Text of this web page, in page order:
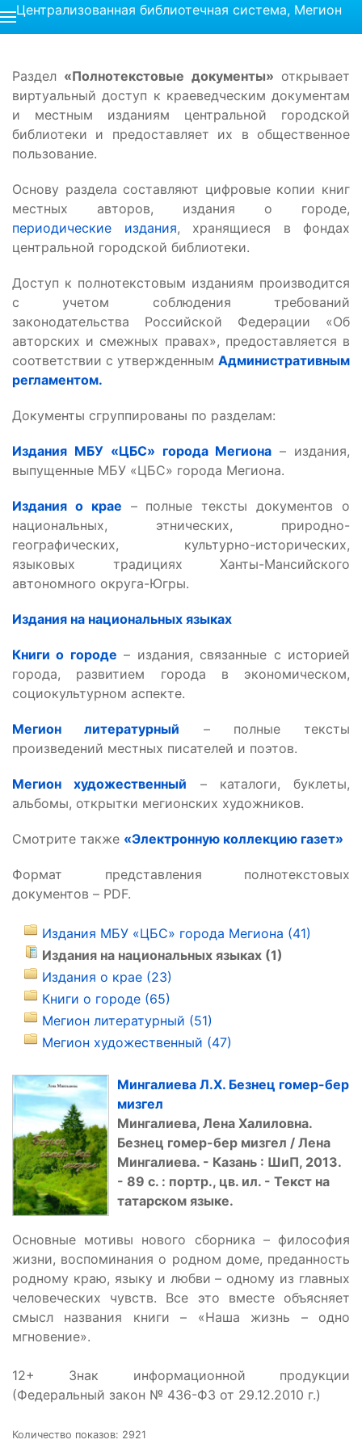
Централизованная библиотечная система, Мегион
Раздел «Полнотекстовые документы» открывает
виртуальный доступ к краеведческим документам
и местным изданиям центральной городской
библиотеки и предоставляет их в общественное
пользование.
Основу раздела составляют цифровые копии книг
местных авторов, издания о городе,
периодические издания, хранящиеся в фондах
центральной городской библиотеки.
Доступ к полнотекстовым изданиям производится
с учетом соблюдения требований
законодательства Российской Федерации «Об
авторских и смежных правах», предоставляется в
соответствии с утвержденным Административным
регламентом.
Документы сгруппированы по разделам:
Издания МБУ «ЦБС» города Мегиона – издания,
выпущенные МБУ «ЦБС» города Мегиона.
Издания о крае – полные тексты документов о
национальных, этнических, природно-
географических, культурно-исторических,
языковых традициях Ханты-Мансийского
автономного округа-Югры.
Издания на национальных языках
Книги о городе – издания, связанные с историей
города, развитием города в экономическом,
социокультурном аспекте.
Мегион литературный – полные тексты
произведений местных писателей и поэтов.
Мегион художественный – каталоги, буклеты,
альбомы, открытки мегионских художников.
Смотрите также «Электронную коллекцию газет»
Формат представления полнотекстовых
документов – PDF.
Издания МБУ «ЦБС» города Мегиона (41)
Издания на национальных языках (1)
Издания о крае (23)
Книги о городе (65)
Мегион литературный (51)
Мегион художественный (47)
Мингалиева Л.Х. Безнец гомер-бер
мизгел
Мингалиева, Лена Халиловна.
Безнец гомер-бер мизгел / Лена
Мингалиева. - Казань : ШиП, 2013.
- 89 с. : портр., цв. ил. - Текст на
татарском языке.
Основные мотивы нового сборника – философия
жизни, воспоминания о родном доме, преданность
родному краю, языку и любви – одному из главных
человеческих чувств. Все это вместе объясняет
смысл названия книги – «Наша жизнь – одно
мгновение».
12+ Знак информационной продукции
(Федеральный закон № 436-ФЗ от 29.12.2010 г.)
Количество показов: 2921